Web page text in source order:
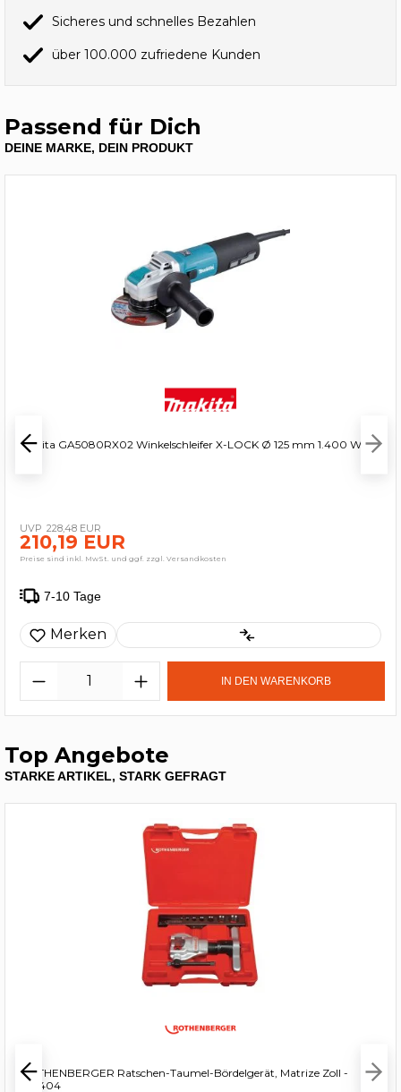
Sicheres und schnelles Bezahlen
über 100.000 zufriedene Kunden
Passend für Dich
DEINE MARKE, DEIN PRODUKT
Makita GA5080RX02 Winkelschleifer X-LOCK Ø 125 mm 1.400 W
228,48 EUR
210,19 EUR
Preise sind inkl. MwSt. und ggf. zzgl. Versandkosten
7-10 Tage
Merken
IN DEN WARENKORB
Top Angebote
STARKE ARTIKEL, STARK GEFRAGT
ROTHENBERGER Ratschen-Taumel-Bördelgerät, Matrize Zoll -
222404